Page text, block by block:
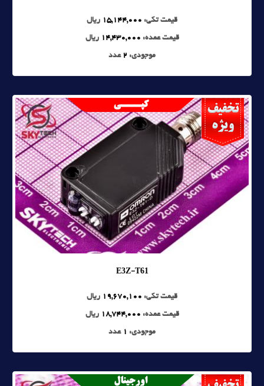
قیمت تکی: 15,144,000 ریال
قیمت عمده: 14,430,000 ریال
موجودی: 2 عدد
E3Z-T61
قیمت تکی: 19,670,100 ریال
قیمت عمده: 18,744,000 ریال
موجودی: 1 عدد